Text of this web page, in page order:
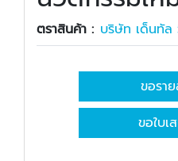
ตราสินค้า : บริษัท เด็นทัล
ขอรา
ขอใบเ